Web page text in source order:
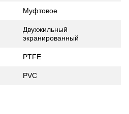
Муфтовое
Двухжильный
экранированный
PTFE
PVC